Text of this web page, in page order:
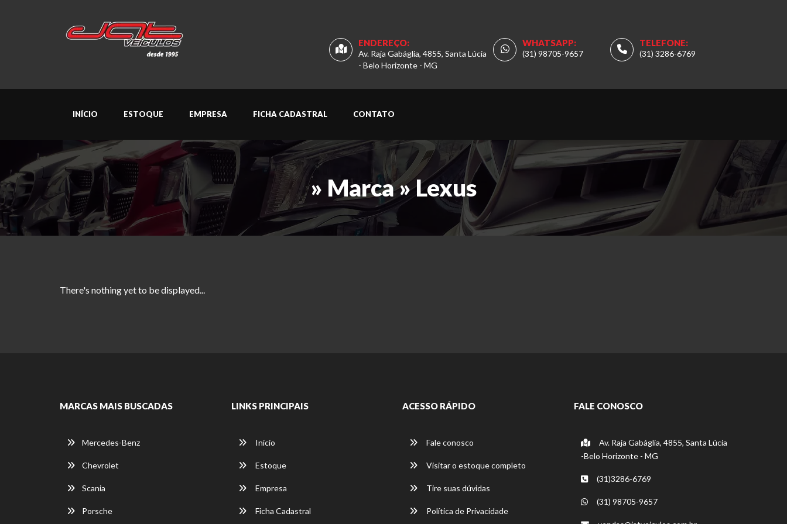
TELEFONE:
(31) 3286-6769
WHATSAPP:
(31) 98705-9657
ENDEREÇO:
Av. Raja Gabáglia, 4855, Santa Lúcia
- Belo Horizonte - MG
INÍCIO ESTOQUE EMPRESA FICHA CADASTRAL CONTATO
» Marca » Lexus
There's nothing yet to be displayed...
MARCAS MAIS BUSCADAS
Mercedes-Benz
Chevrolet
Scania
Porsche
LINKS PRINCIPAIS
Início
Estoque
Empresa
Ficha Cadastral
ACESSO RÁPIDO
Fale conosco
Visitar o estoque completo
Tire suas dúvidas
Política de Privacidade
FALE CONOSCO
Av. Raja Gabáglia, 4855, Santa Lúcia
-Belo Horizonte - MG
(31)3286-6769
(31) 98705-9657